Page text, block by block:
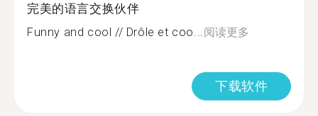
完美的语言交换伙伴
Funny and cool // Drôle et coo...阅读更多
下载软件